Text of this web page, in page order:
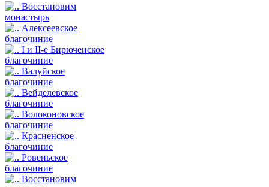
Восстановим
монастырь
Алексеевское
благочиние
I и II-е Бирюченское
благочиние
Валуйское
благочиние
Вейделевское
благочиние
Волоконовское
благочиние
Красненское
благочиние
Ровеньское
благочиние
Восстановим